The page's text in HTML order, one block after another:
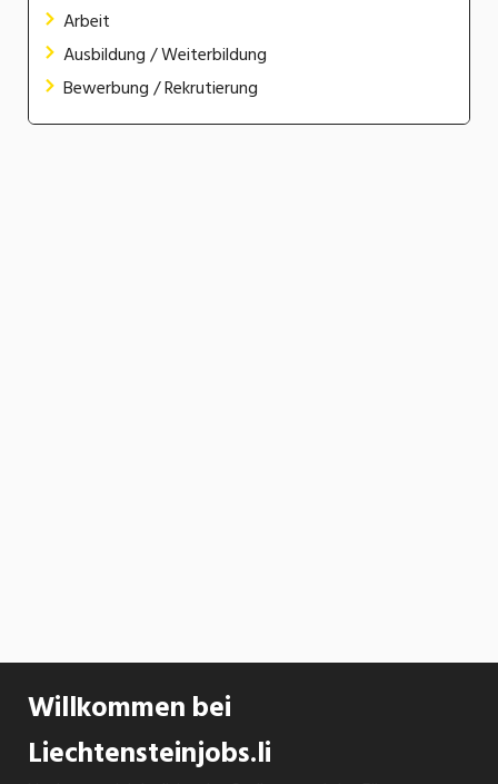
Arbeit
Ausbildung / Weiterbildung
Bewerbung / Rekrutierung
Willkommen bei
Liechtensteinjobs.li